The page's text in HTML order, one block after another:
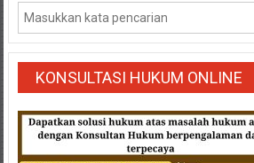
KONSULTASI HUKUM ONLINE